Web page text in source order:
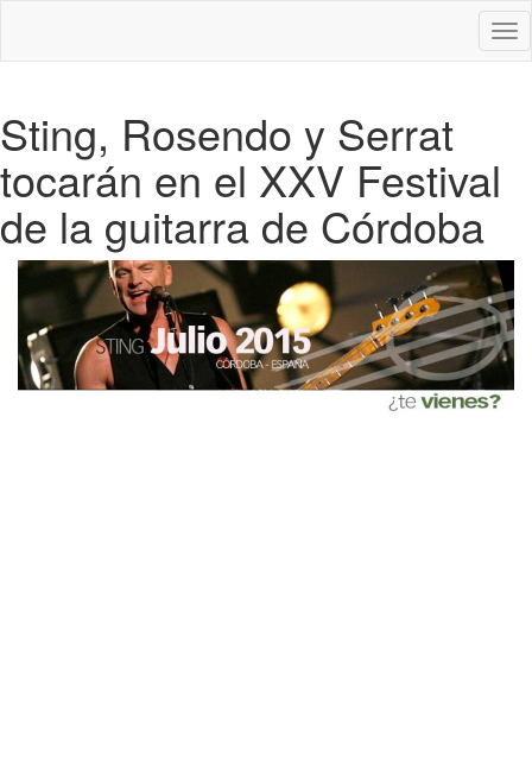
Sting, Rosendo y Serrat
tocarán en el XXV Festival
de la guitarra de Córdoba